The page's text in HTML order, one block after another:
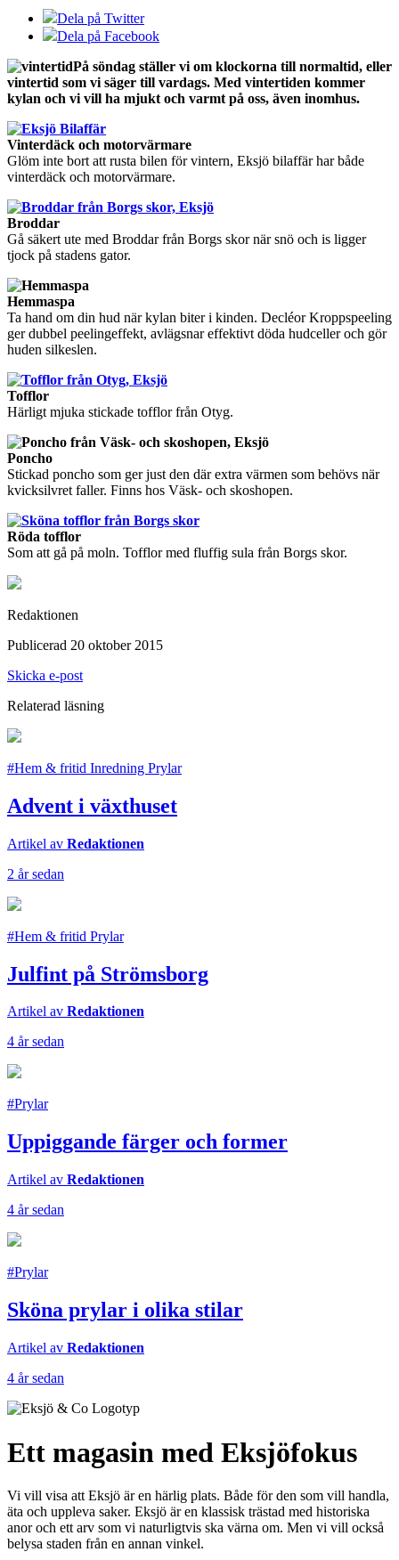
Dela på Twitter
Dela på Facebook
På söndag ställer vi om klockorna till normaltid, eller
vintertid som vi säger till vardags. Med vintertiden kommer
kylan och vi vill ha mjukt och varmt på oss, även inomhus.
Vinterdäck och motorvärmare
Glöm inte bort att rusta bilen för vintern, Eksjö bilaffär har både
vinterdäck och motorvärmare.
Broddar
Gå säkert ute med Broddar från Borgs skor när snö och is ligger
tjock på stadens gator.
Hemmaspa
Ta hand om din hud när kylan biter i kinden. Decléor Kroppspeeling
ger dubbel peelingeffekt, avlägsnar effektivt döda hudceller och gör
huden silkeslen.
Tofflor
Härligt mjuka stickade tofflor från Otyg.
Poncho
Stickad poncho som ger just den där extra värmen som behövs när
kvicksilvret faller. Finns hos Väsk- och skoshopen.
Röda tofflor
Som att gå på moln. Tofflor med fluffig sula från Borgs skor.
Redaktionen
Publicerad 20 oktober 2015
Skicka e-post
Relaterad läsning
#Hem & fritid Inredning Prylar
Advent i växthuset
Artikel av Redaktionen
2 år sedan
#Hem & fritid Prylar
Julfint på Strömsborg
Artikel av Redaktionen
4 år sedan
#Prylar
Uppiggande färger och former
Artikel av Redaktionen
4 år sedan
#Prylar
Sköna prylar i olika stilar
Artikel av Redaktionen
4 år sedan
Ett magasin med Eksjöfokus
Vi vill visa att Eksjö är en härlig plats. Både för den som vill handla,
äta och uppleva saker. Eksjö är en klassisk trästad med historiska
anor och ett arv som vi naturligtvis ska värna om. Men vi vill också
belysa staden från en annan vinkel.